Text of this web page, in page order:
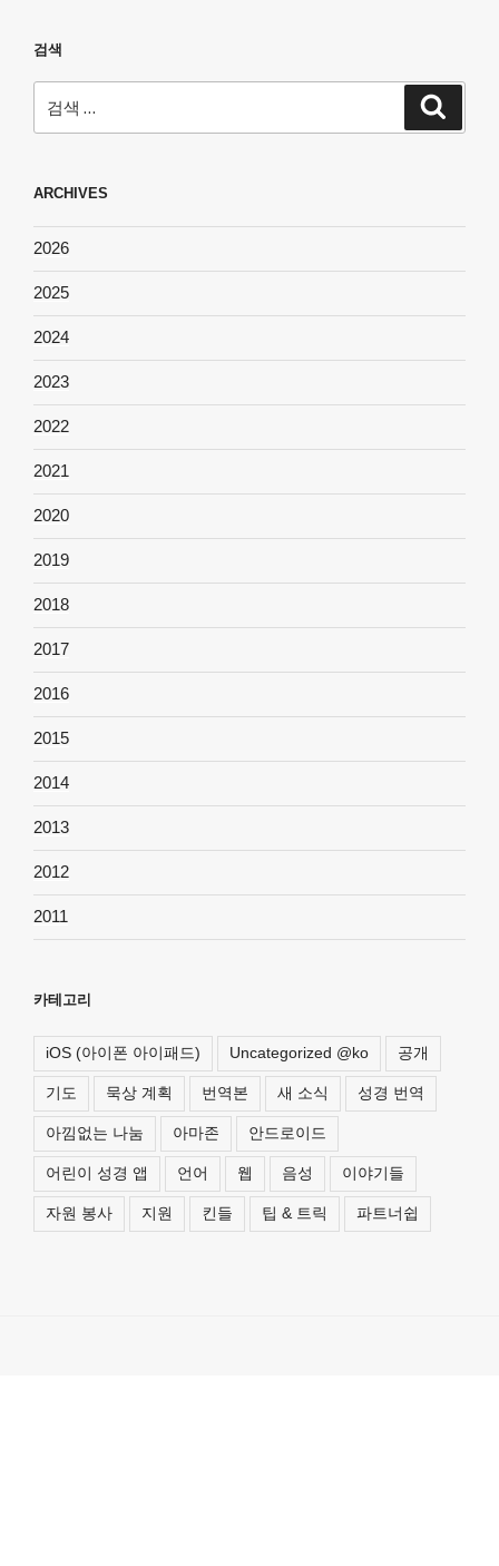
검색
색:
ARCHIVES
2026
2025
2024
2023
2022
2021
2020
2019
2018
2017
2016
2015
2014
2013
2012
2011
카테고리
iOS (아이폰 아이패드) Uncategorized @ko 공개
기도 묵상 계획 번역본 새 소식 성경 번역
아낌없는 나눔 아마존 안드로이드
어린이 성경 앱 언어 웹 음성 이야기들
자원 봉사 지원 킨들 팁 & 트릭 파트너쉽